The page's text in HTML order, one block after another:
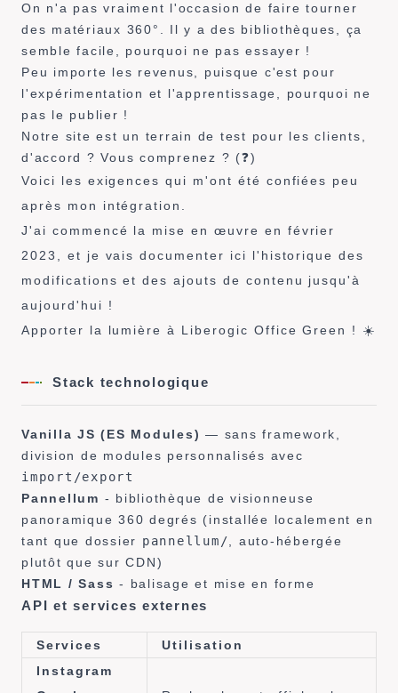
On n'a pas vraiment l'occasion de faire tourner
des matériaux 360°. Il y a des bibliothèques, ça
semble facile, pourquoi ne pas essayer !
Peu importe les revenus, puisque c'est pour
l'expérimentation et l'apprentissage, pourquoi ne
pas le publier !
Notre site est un terrain de test pour les clients,
d'accord ? Vous comprenez ? (❓)
Voici les exigences qui m'ont été confiées peu
après mon intégration.
J'ai commencé la mise en œuvre en février
2023, et je vais documenter ici l'historique des
modifications et des ajouts de contenu jusqu'à
aujourd'hui !
Apporter la lumière à Liberogic Office Green ! ☀️
Stack technologique
Vanilla JS (ES Modules) — sans framework,
division de modules personnalisés avec
import/export
Pannellum - bibliothèque de visionneuse
panoramique 360 degrés (installée localement en
tant que dossier pannellum/ , auto-hébergée
plutôt que sur CDN)
HTML / Sass - balisage et mise en forme
API et services externes
Services
Utilisation
Instagram